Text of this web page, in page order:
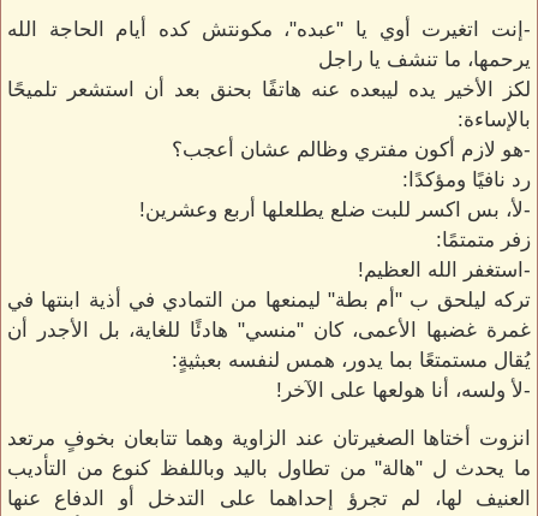
-إنت اتغيرت أوي يا "عبده"، مكونتش كده أيام الحاجة الله
يرحمها، ما تنشف يا راجل
لكز الأخير يده ليبعده عنه هاتفًا بحنق بعد أن استشعر تلميحًا
بالإساءة:
-هو لازم أكون مفتري وظالم عشان أعجب؟
رد نافيًا ومؤكدًا:
-لأ، بس اكسر للبت ضلع يطلعلها أربع وعشرين!
زفر متمتمًا:
-استغفر الله العظيم!
تركه ليلحق ب "أم بطة" ليمنعها من التمادي في أذية ابنتها في
غمرة غضبها الأعمى، كان "منسي" هادئًا للغاية، بل الأجدر أن
يُقال مستمتعًا بما يدور، همس لنفسه بعبثيةٍ:
-لأ ولسه، أنا هولعها على الآخر!
انزوت أختاها الصغيرتان عند الزاوية وهما تتابعان بخوفٍ مرتعد
ما يحدث ل "هالة" من تطاول باليد وباللفظ كنوع من التأديب
العنيف لها، لم تجرؤ إحداهما على التدخل أو الدفاع عنها